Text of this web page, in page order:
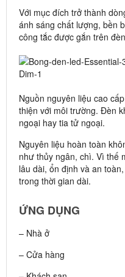
Với mục đích trở thành
ánh sáng chất lượng, bền
công tắc được gắn trên
Nguồn nguyên liệu cao
thiện với môi trường. Đèn
ngoại hay tia tử ngoại.
Nguyên liệu hoàn toàn
như thủy ngân, chì. Vì thế
lâu dài, ổn định và an
trong thời gian dài.
ỨNG DỤNG
– Nhà ở
– Cửa hàng